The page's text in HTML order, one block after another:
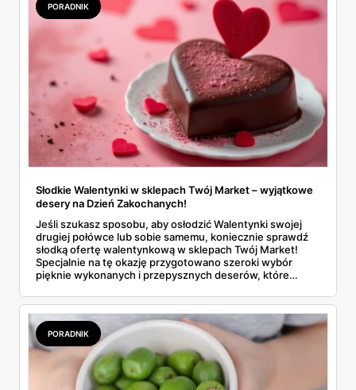
PORADNIK
Słodkie Walentynki w sklepach Twój Market – wyjątkowe
desery na Dzień Zakochanych!
Jeśli szukasz sposobu, aby osłodzić Walentynki swojej
drugiej połówce lub sobie samemu, koniecznie sprawdź
słodką ofertę walentynkową w sklepach Twój Market!
Specjalnie na tę okazję przygotowano szeroki wybór
pięknie wykonanych i przepysznych deserów, które
PORADNIK